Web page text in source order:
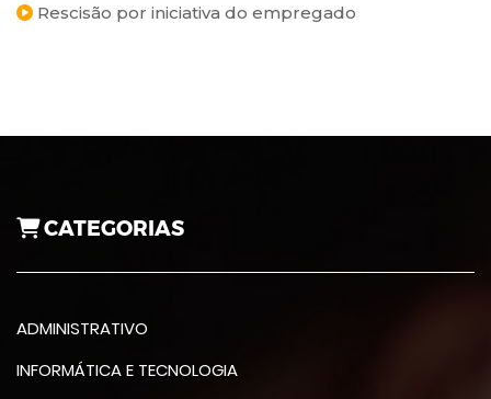
Rescisão por iniciativa do empregado
CATEGORIAS
ADMINISTRATIVO
INFORMÁTICA E TECNOLOGIA